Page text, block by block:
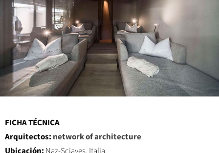
FICHA TÉCNICA
Arquitectos: network of architecture.